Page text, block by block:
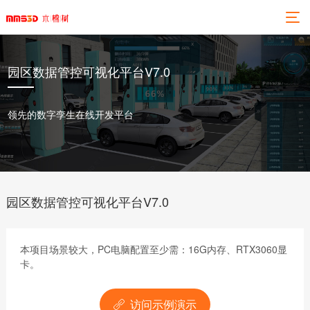
园区数据管控可视化平台V7.0
领先的数字孪生在线开发平台
园区数据管控可视化平台V7.0
本项目场景较大，PC电脑配置至少需：16G内存、RTX3060显
卡。
访问示例演示